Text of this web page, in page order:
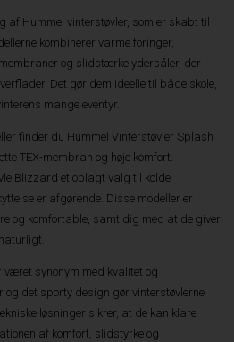
af Hummel vinterstøvler, som er skabt til
kombinerer varme foringer,
og slidstærke ydersåler, der
Det gør dem ideelle til både skole,
mange eventyr.
finder du Hummel Vinterstøvler Splash
TEX-membran og høje komfort.
Blizzard et oplagt valg til kolde
er afgørende. Disse modeller er
og komfortable, samtidig med at de giver
synonym med kvalitet og
og det sporty design gør vinterstøvlerne
løsninger sikrer, at de kan klare
af komfort, slidstyrke og